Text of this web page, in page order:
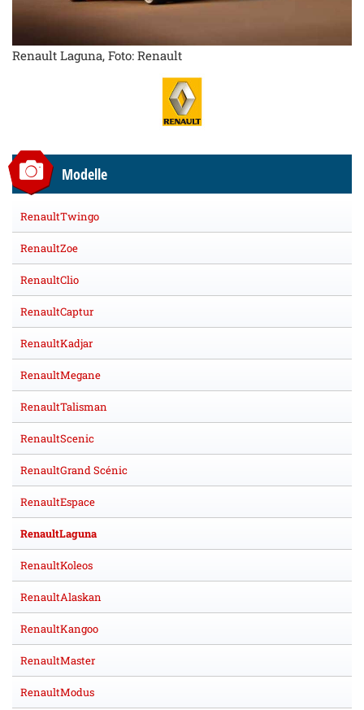
Renault Laguna, Foto: Renault
Modelle
RenaultTwingo
RenaultZoe
RenaultClio
RenaultCaptur
RenaultKadjar
RenaultMegane
RenaultTalisman
RenaultScenic
RenaultGrand Scénic
RenaultEspace
RenaultLaguna
RenaultKoleos
RenaultAlaskan
RenaultKangoo
RenaultMaster
RenaultModus